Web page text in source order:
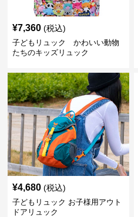
¥7,360 (税込)
子どもリュック かわいい動物
たちのキッズリュック
¥4,680 (税込)
子どもリュック お子様用アウト
ドアリュック